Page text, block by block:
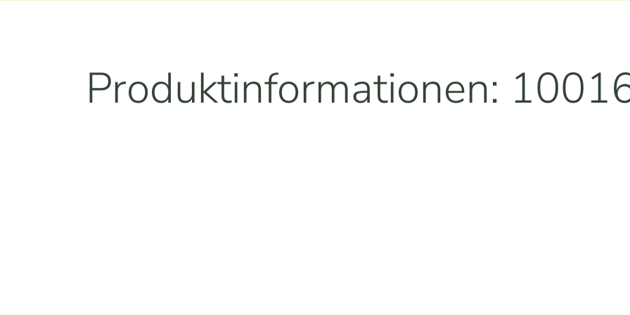
Produktinformationen: